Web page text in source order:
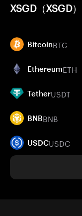
XSGD（XSGD
BitcoinBTC
EthereumETH
TetherUSDT
BNBBNB
USDCUSDC